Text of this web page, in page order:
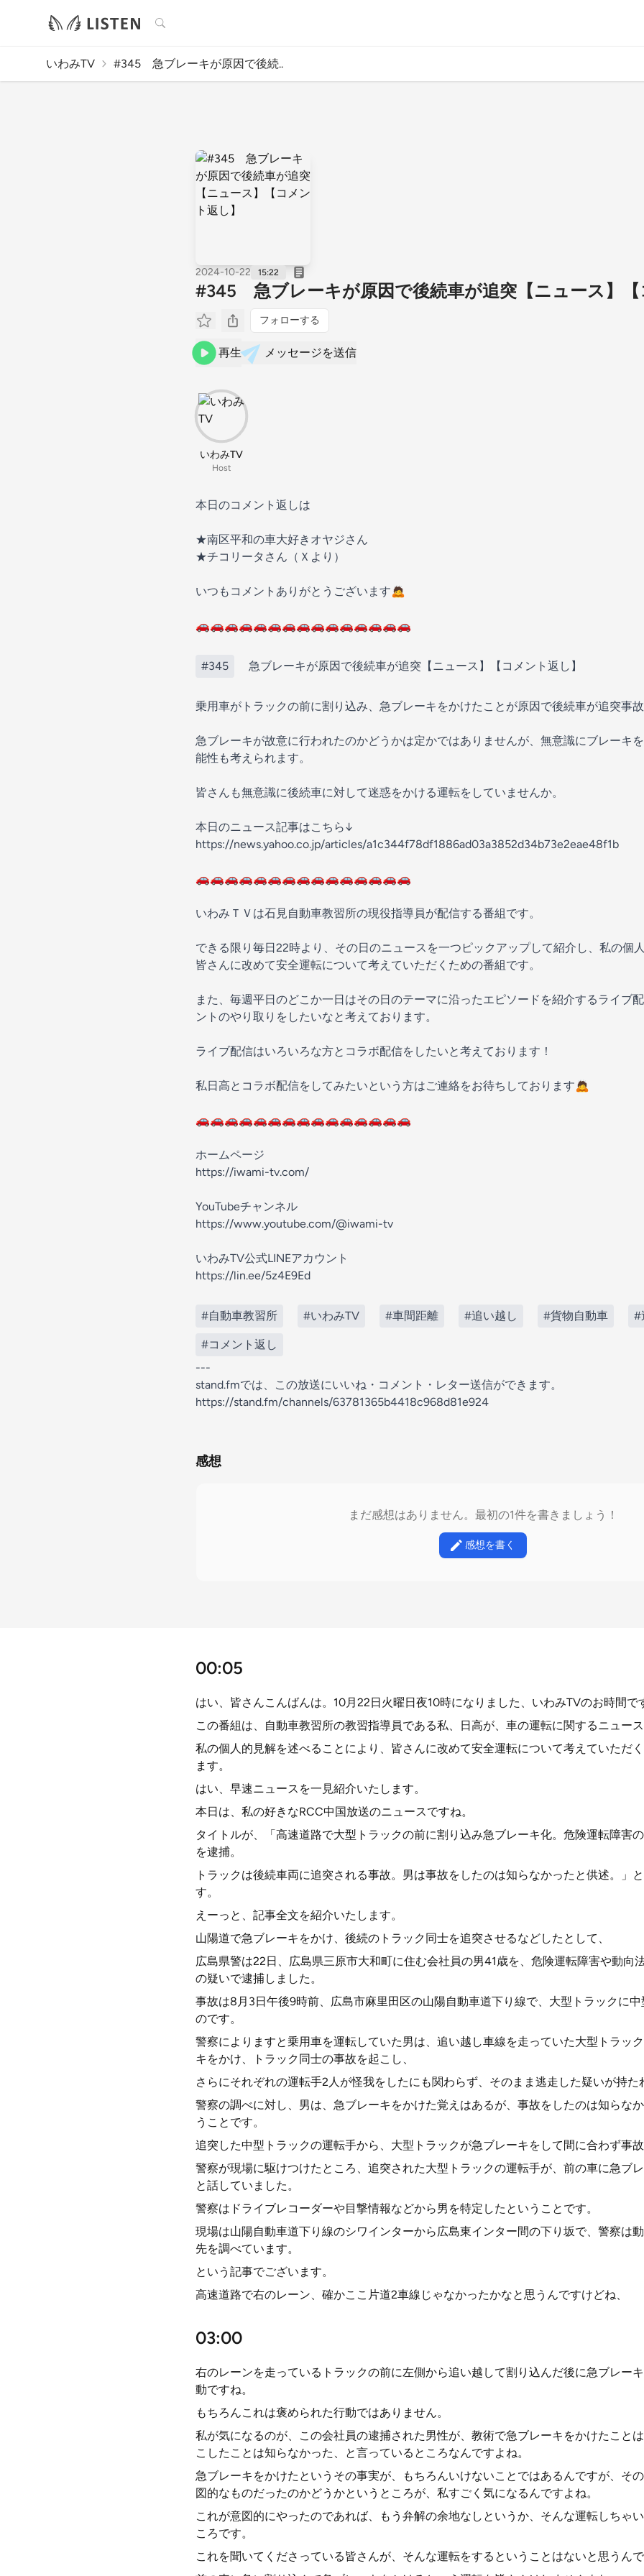
検索
いわみTV #345 急ブレーキが原因で後続..
2024-10-22 15:22
#345 急ブレーキが原因で後続車が追突【ニュース】【
フォローする
再生 メッセージを送信
いわみTV
Host
本日のコメント返しは
★南区平和の車大好きオヤジさん
★チコリータさん（Ｘより）
いつもコメントありがとうございます🙇
🚗🚗🚗🚗🚗🚗🚗🚗🚗🚗🚗🚗🚗🚗🚗
#345 急ブレーキが原因で後続車が追突【ニュース】【コメント返し】
乗用車がトラックの前に割り込み、急ブレーキをかけたことが原因で後続車が追突事故
急ブレーキが故意に行われたのかどうかは定かではありませんが、無意識にブレーキ
能性も考えられます。
皆さんも無意識に後続車に対して迷惑をかける運転をしていませんか。
本日のニュース記事はこちら↓
https://news.yahoo.co.jp/articles/a1c344f78df1886ad03a3852d34b73e2eae48f1b
🚗🚗🚗🚗🚗🚗🚗🚗🚗🚗🚗🚗🚗🚗🚗
いわみＴＶは石見自動車教習所の現役指導員が配信する番組です。
できる限り毎日22時より、その日のニュースを一つピックアップして紹介し、私の個
皆さんに改めて安全運転について考えていただくための番組です。
また、毎週平日のどこか一日はその日のテーマに沿ったエピソードを紹介するライブ
ントのやり取りをしたいなと考えております。
ライブ配信はいろいろな方とコラボ配信をしたいと考えております！
私日高とコラボ配信をしてみたいという方はご連絡をお待ちしております🙇
🚗🚗🚗🚗🚗🚗🚗🚗🚗🚗🚗🚗🚗🚗🚗
ホームページ
https://iwami-tv.com/
YouTubeチャンネル
https://www.youtube.com/@iwami-tv
いわみTV公式LINEアカウント
https://lin.ee/5z4E9Ed
#自動車教習所 #いわみTV #車間距離 #追い越し #貨物自動車 #
#コメント返し
---
stand.fmでは、この放送にいいね・コメント・レター送信ができます。
https://stand.fm/channels/63781365b4418c968d81e924
感想
まだ感想はありません。最初の1件を書きましょう！
感想を書く
00:05
はい、皆さんこんばんは。10月22日火曜日夜10時になりました、いわみTVのお時間で
この番組は、自動車教習所の教習指導員である私、日高が、車の運転に関するニュース
私の個人的見解を述べることにより、皆さんに改めて安全運転について考えていただ
ます。
はい、早速ニュースを一見紹介いたします。
本日は、私の好きなRCC中国放送のニュースですね。
タイトルが、「高速道路で大型トラックの前に割り込み急ブレーキ化。危険運転障害
を逮捕。
トラックは後続車両に追突される事故。男は事故をしたのは知らなかったと供述。」
す。
えーっと、記事全文を紹介いたします。
山陽道で急ブレーキをかけ、後続のトラック同士を追突させるなどしたとして、
広島県警は22日、広島県三原市大和町に住む会社員の男41歳を、危険運転障害や動向
の疑いで逮捕しました。
事故は8月3日午後9時前、広島市麻里田区の山陽自動車道下り線で、大型トラックに
のです。
警察によりますと乗用車を運転していた男は、追い越し車線を走っていた大型トラッ
キをかけ、トラック同士の事故を起こし、
さらにそれぞれの運転手2人が怪我をしたにも関わらず、そのまま逃走した疑いが持た
警察の調べに対し、男は、急ブレーキをかけた覚えはあるが、事故をしたのは知らな
うことです。
追突した中型トラックの運転手から、大型トラックが急ブレーキをして間に合わず事故
警察が現場に駆けつけたところ、追突された大型トラックの運転手が、前の車に急ブ
と話していました。
警察はドライブレコーダーや目撃情報などから男を特定したということです。
現場は山陽自動車道下り線のシワインターから広島東インター間の下り坂で、警察は
先を調べています。
という記事でございます。
高速道路で右のレーン、確かここ片道2車線じゃなかったかなと思うんですけどね、
03:00
右のレーンを走っているトラックの前に左側から追い越して割り込んだ後に急ブレー
動ですね。
もちろんこれは褒められた行動ではありません。
私が気になるのが、この会社員の逮捕された男性が、教術で急ブレーキをかけたこと
こしたことは知らなかった、と言っているところなんですよね。
急ブレーキをかけたというその事実が、もちろんいけないことではあるんですが、そ
図的なものだったのかどうかというところが、私すごく気になるんですよね。
これが意図的にやったのであれば、もう弁解の余地なしというか、そんな運転しちゃ
ころです。
これを聞いてくださっている皆さんが、そんな運転をするということはないと思うんで